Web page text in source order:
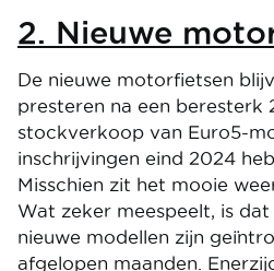
2. Nieuwe
De nieuwe motorfietsen
presteren na een beresterk
stockverkoop van Euro5-
inschrijvingen eind 2024
Misschien zit het mooie
Wat zeker meespeelt, is
nieuwe modellen zijn
afgelopen maanden.